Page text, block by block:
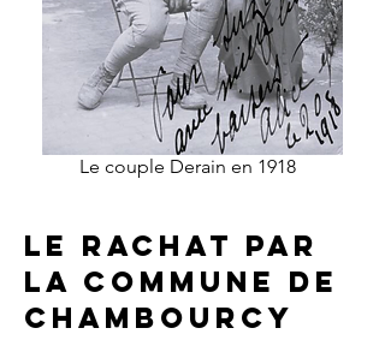
Le couple Derain en 1918
Le rachat par
la commune de
Chambourcy